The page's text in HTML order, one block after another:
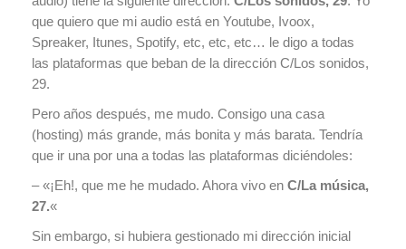
que quiero que mi audio está en Youtube, Ivoox,
Spreaker, Itunes, Spotify, etc, etc, etc… le digo a todas
las plataformas que beban de la dirección C/Los sonidos,
29.
Pero años después, me mudo. Consigo una casa
(hosting) más grande, más bonita y más barata. Tendría
que ir una por una a todas las plataformas diciéndoles:
– «¡Eh!, que me he mudado. Ahora vivo en C/La música,
27.«
Sin embargo, si hubiera gestionado mi dirección inicial